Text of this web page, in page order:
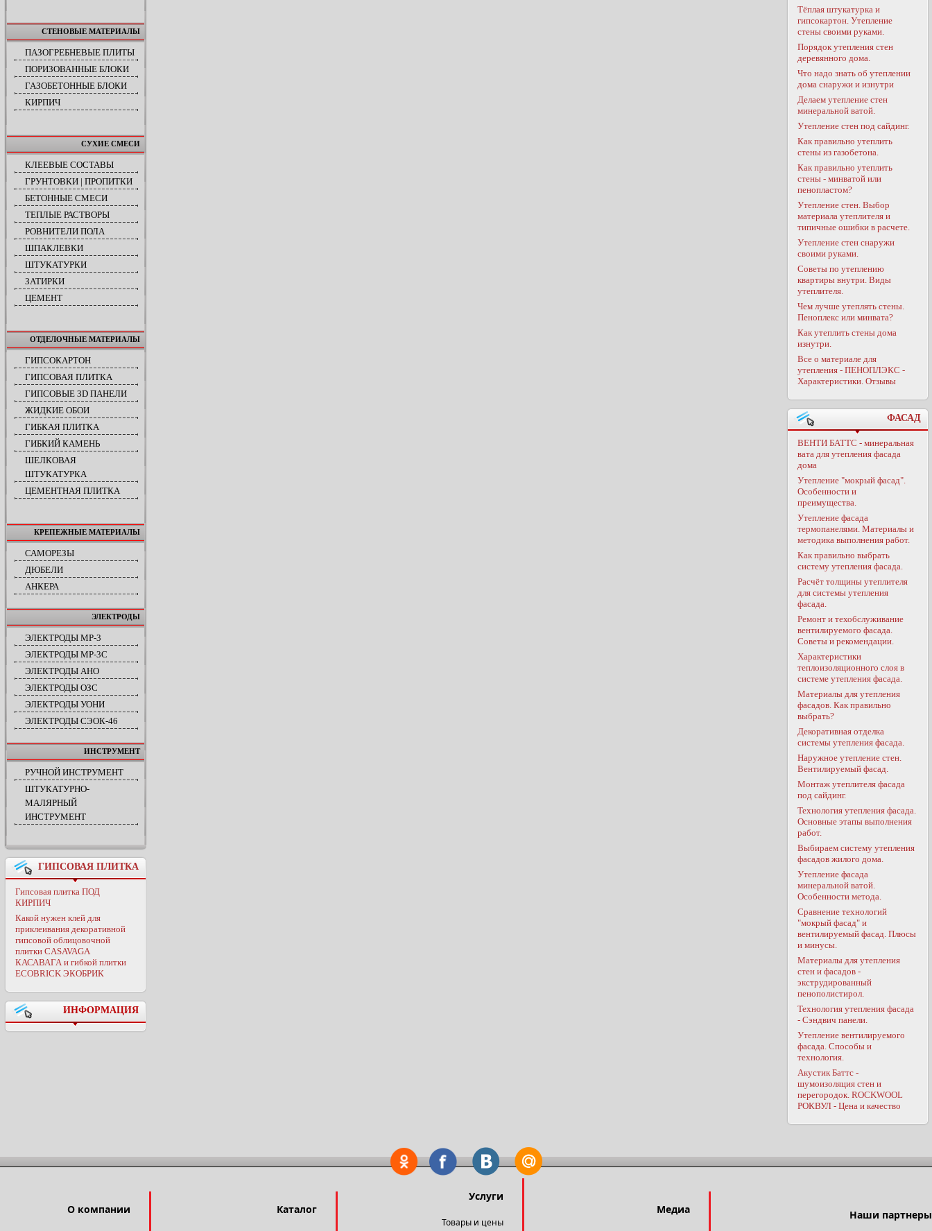
СТЕНОВЫЕ МАТЕРИАЛЫ
ПАЗОГРЕБНЕВЫЕ ПЛИТЫ
ПОРИЗОВАННЫЕ БЛОКИ
ГАЗОБЕТОННЫЕ БЛОКИ
КИРПИЧ
СУХИЕ СМЕСИ
КЛЕЕВЫЕ СОСТАВЫ
ГРУНТОВКИ | ПРОПИТКИ
БЕТОННЫЕ СМЕСИ
ТЕПЛЫЕ РАСТВОРЫ
РОВНИТЕЛИ ПОЛА
ШПАКЛЕВКИ
ШТУКАТУРКИ
ЗАТИРКИ
ЦЕМЕНТ
ОТДЕЛОЧНЫЕ МАТЕРИАЛЫ
ГИПСОКАРТОН
ГИПСОВАЯ ПЛИТКА
ГИПСОВЫЕ 3D ПАНЕЛИ
ЖИДКИЕ ОБОИ
ГИБКАЯ ПЛИТКА
ГИБКИЙ КАМЕНЬ
ШЕЛКОВАЯ
ШТУКАТУРКА
ЦЕМЕНТНАЯ ПЛИТКА
КРЕПЕЖНЫЕ МАТЕРИАЛЫ
САМОРЕЗЫ
ДЮБЕЛИ
АНКЕРА
ЭЛЕКТРОДЫ
ЭЛЕКТРОДЫ МР-3
ЭЛЕКТРОДЫ МР-3С
ЭЛЕКТРОДЫ АНО
ЭЛЕКТРОДЫ ОЗС
ЭЛЕКТРОДЫ УОНИ
ЭЛЕКТРОДЫ СЭОК-46
ИНСТРУМЕНТ
РУЧНОЙ ИНСТРУМЕНТ
ШТУКАТУРНО-
МАЛЯРНЫЙ
ИНСТРУМЕНТ
ГИПСОВАЯ ПЛИТКА
Гипсовая плитка ПОД
КИРПИЧ
Какой нужен клей для
приклеивания декоративной
гипсовой облицовочной
плитки CASAVAGA
КАСАВАГА и гибкой плитки
ECOBRICK ЭКОБРИК
ИНФОРМАЦИЯ
Тёплая штукатурка и
гипсокартон. Утепление
стены своими руками.
Порядок утепления стен
деревянного дома.
Что надо знать об утеплении
дома снаружи и изнутри
Делаем утепление стен
минеральной ватой.
Утепление стен под сайдинг.
Как правильно утеплить
стены из газобетона.
Как правильно утеплить
стены - минватой или
пенопластом?
Утепление стен. Выбор
материала утеплителя и
типичные ошибки в расчете.
Утепление стен снаружи
своими руками.
Советы по утеплению
квартиры внутри. Виды
утеплителя.
Чем лучше утеплять стены.
Пеноплекс или минвата?
Как утеплить стены дома
изнутри.
Все о материале для
утепления - ПЕНОПЛЭКС -
Характеристики. Отзывы
ФАСАД
ВЕНТИ БАТТС - минеральная
вата для утепления фасада
дома
Утепление "мокрый фасад".
Особенности и
преимущества.
Утепление фасада
термопанелями. Материалы и
методика выполнения работ.
Как правильно выбрать
систему утепления фасада.
Расчёт толщины утеплителя
для системы утепления
фасада.
Ремонт и техобслуживание
вентилируемого фасада.
Советы и рекомендации.
Характеристики
теплоизоляционного слоя в
системе утепления фасада.
Материалы для утепления
фасадов. Как правильно
выбрать?
Декоративная отделка
системы утепления фасада.
Наружное утепление стен.
Вентилируемый фасад.
Монтаж утеплителя фасада
под сайдинг.
Технология утепления фасада.
Основные этапы выполнения
работ.
Выбираем систему утепления
фасадов жилого дома.
Утепление фасада
минеральной ватой.
Особенности метода.
Сравнение технологий
"мокрый фасад" и
вентилируемый фасад. Плюсы
и минусы.
Материалы для утепления
стен и фасадов -
экструдированный
пенополистирол.
Технология утепления фасада
- Сэндвич панели.
Утепление вентилируемого
фасада. Способы и
технология.
Акустик Баттс -
шумоизоляция стен и
перегородок. ROCKWOOL
РОКВУЛ - Цена и качество
О компании Каталог
Услуги
Товары и цены
Медиа Наши партнеры